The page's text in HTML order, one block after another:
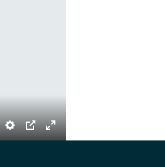
Settings
PIP Enter